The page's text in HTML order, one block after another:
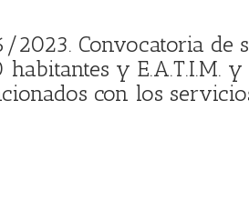
2023. Convocatoria de
y E.A.T.I.M.
con los